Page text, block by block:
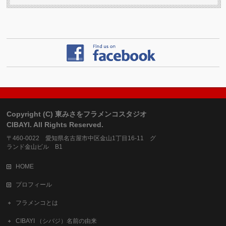
Copyright (C) 東みさをフラメンコスタジオ
CIBAYI. All Rights Reserved.
〒460-0022 愛知県名古屋市中区金山1丁目16-11 グ
ランド金山ビル B1
HOME
プロフィール
フラメンコとは
CIBAYI （シバジ）名前の由来